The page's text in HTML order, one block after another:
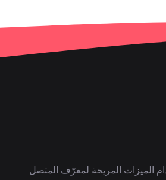
الميزات المريحة لمعرّف المتصل